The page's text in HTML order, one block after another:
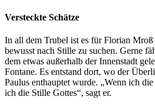
Versteckte Schätze
In all dem Trubel ist es für Florian
bewusst nach Stille zu suchen. Gerne
dem etwas außerhalb der Innenstadt
Fontane. Es entstand dort, wo der
Paulus enthauptet wurde. „Wenn ich
ich die Stille Gottes“, sagt er.